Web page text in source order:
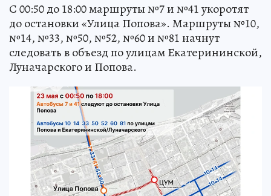
С 00:50 до 18:00 маршруты №7 и №41 укоротят
до остановки «Улица Попова». Маршруты №10,
№14, №33, №50, №52, №60 и №81 начнут
следовать в объезд по улицам Екатерининской,
Луначарского и Попова.